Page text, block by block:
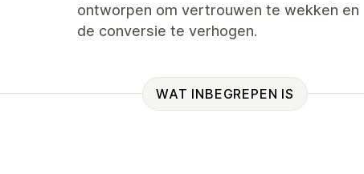
ontworpen om vertrouwen te wekken en
de conversie te verhogen.
WAT INBEGREPEN IS